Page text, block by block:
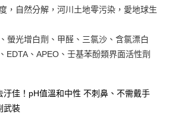
用 Hami Point 折抵消費金額 (1點等於1元)。
，自然分解，河川土地零污染，愛地球生
螢光增白劑、甲醛、三氯沙、含氯漂白
EDTA、APEO、壬基苯酚類界面活性劑
汙佳！pH值溫和中性 不刺鼻、不需戴手
武裝